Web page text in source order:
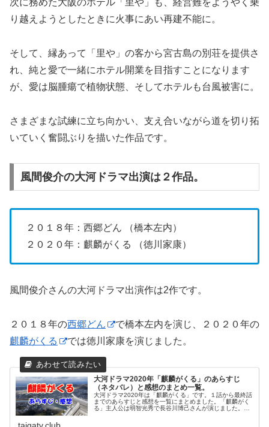
次に務めた大阪のホテル「里や」も、経営難をようやく乗
り越えようとしたときに火事にあい再建不能に。
そして、縁あって「里や」の客から宮古島の別荘を提供さ
れ、純と愛で一緒にホテル開業を目指すことになります
が、愛は脳腫瘍で植物状態、そしてホテルも台風被害に。
さまざまな試練に立ち向かい、支え合いながら道を切り拓
いていく奮闘ぶりを描いた作品です。
風間俊介の大河ドラマ出演は２作品。
２０１８年：西郷どん （橋本左内）
２０２０年：麒麟がくる （徳川家康）
風間俊介さんの大河ドラマ出演作は2作です。
２０１８年の西郷どん
で橋本左内を演じ、２０２０年の
麒麟がくる
では徳川家康を演じました。
大河ドラマ2020年「麒麟がくる」のあらすじ
（ネタバレ）と感想のまとめ一覧。
大河ドラマ2020年は「麒麟がくる」です。１話から最終話
までのあらすじと感想を一覧にまとめました。「麒麟がく
る」主人公は明智光秀で長谷川博己さんが演じました。暴